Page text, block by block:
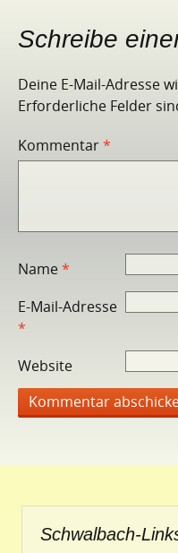
Schreibe
Deine E-Mail-Adresse
Erforderliche Felder
Kommentar*
Name*
E-Mail-Adresse
*
Website
Schwalbach-